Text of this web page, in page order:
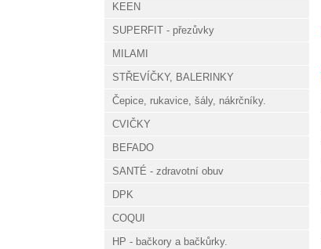
KEEN
SUPERFIT - přezůvky
MILAMI
STŘEVÍČKY, BALERINKY
Čepice, rukavice, šály, nákrčníky.
CVIČKY
BEFADO
SANTÉ - zdravotní obuv
DPK
COQUI
HP - bačkory a bačkůrky.